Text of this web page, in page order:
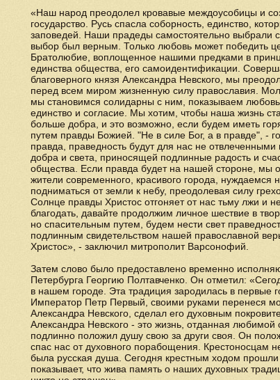
«Наш народ преодолел кровавые междоусобицы и
государство. Русь спасла соборность, единство,
заповедей. Наши прадеды самостоятельно выбрали
выбор был верным. Только любовь может победить
Братолюбие, воплощенное нашими предками в
единства общества, его самоидентификации.
благоверного князя Александра Невского, мы
перед всем миром жизненную силу православия.
мы становимся солидарны с ним, показываем
единство и согласие. Мы хотим, чтобы наша жизнь
больше добра, и это возможно, если будем иметь
путем правды Божией. "Не в силе Бог, а в правде", -
правда, праведность будут для нас не
добра и света, приносящей подлинные радость и
общества. Если правда будет на нашей стороне, мы
жители современного, красивого города, нуждаемся
подниматься от земли к небу, преодолевая силу
Солнце правды Христос отгоняет от нас тьму лжи и
благодать, давайте продолжим личное шествие в
но спасительным путем, будем нести свет
подлинным свидетельством нашей православной
Христос», - заключил митрополит Варсонофий.
Затем слово было предоставлено временно
Петербурга Георгию Полтавченко. Он отметил:
в нашем городе. Эта традиция зародилась в первые
Император Петр Первый, своими руками перенеся
Александра Невского, сделал его духовным
Александра Невского - это жизнь, отданная
подлинно положил душу свою за други своя. Он
спас нас от духовного порабощения. Крестоносцам
была русская душа. Сегодня крестным ходом прошли
показывает, что жива память о наших духовных